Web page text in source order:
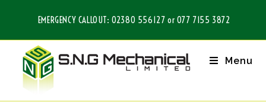
EMERGENCY CALLOUT: 02380 556127 or 077 7155 3872
Menu